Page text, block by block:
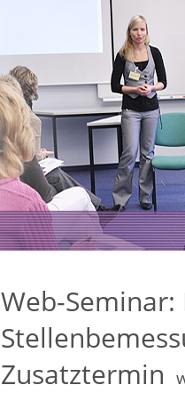
Web-
Zusatztermin